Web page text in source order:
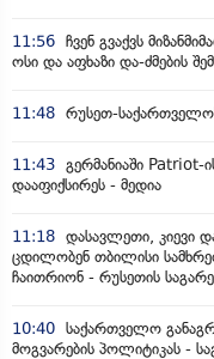
11:56 ჩვენ გვაქვს
ოსი და აფხაზი და-ძმების
11:48 რუსეთ-
11:43 გერმანიაში Patriot-
დააფიქსირეს - მედია
11:18 დასავლეთი, კიევი
ცდილობენ თბილისი
ჩაითრიონ - რუსეთის
10:40 საქართველო
მოგვარების პოლიტიკას -